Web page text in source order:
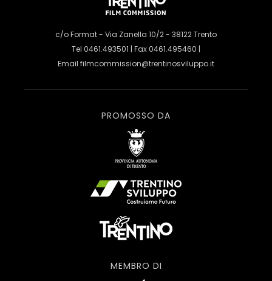
c/o Format - Via Zanella 10/2 - 38122 Trento
Tel 0461.493501 | Fax 0461.495460 |
Email filmcommission@trentinosviluppo.it
PROMOSSO DA
MEMBRO DI